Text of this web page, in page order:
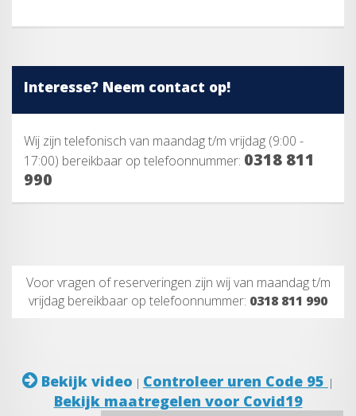
Interesse? Neem contact op!
Wij zijn telefonisch van maandag t/m vrijdag (9:00 -
17:00) bereikbaar op telefoonnummer: 0318 811
990
Voor vragen of reserveringen zijn wij van maandag t/m
vrijdag bereikbaar op telefoonnummer: 0318 811 990
Bekijk video | Controleer uren Code 95 |
Bekijk maatregelen voor Covid19